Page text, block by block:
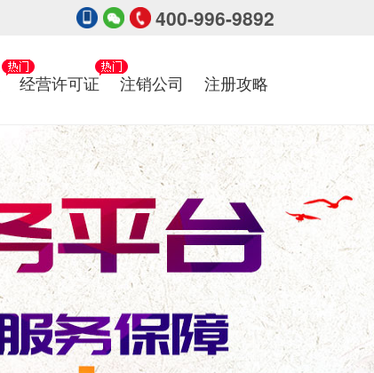
400-996-9892
经营许可证 注销公司 注册攻略